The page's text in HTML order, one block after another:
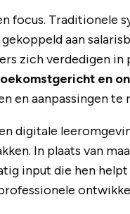
focus. Traditionele
aan
zich verdedigen in
en
en aanpassingen te
digitale
In plaats van
input die hen